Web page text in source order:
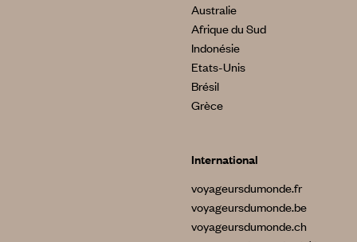
Australie
Afrique du Sud
Indonésie
Etats-Unis
Brésil
Grèce
International
voyageursdumonde.fr
voyageursdumonde.be
voyageursdumonde.ch